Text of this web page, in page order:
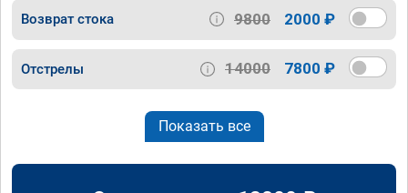
Возврат стока 9800 2000 ₽
Отстрелы 14000 7800 ₽
Показать все